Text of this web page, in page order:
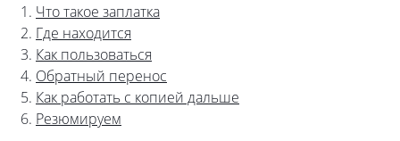
Что такое заплатка
Где находится
Как пользоваться
Обратный перенос
Как работать с копией дальше
Резюмируем